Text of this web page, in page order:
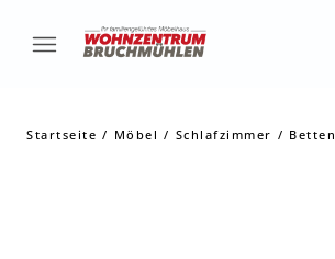
Startseite Möbel Schlafzimmer Betten